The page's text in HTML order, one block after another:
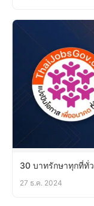
30 บาทรักษาทุกที่ทั่
27 ธ.ค. 2024